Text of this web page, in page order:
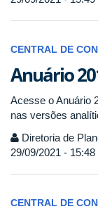
CENTRAL DE
Anuário
Acesse o Anuário
nas versões
Diretoria de
29/09/2021 - 15:48
CENTRAL DE